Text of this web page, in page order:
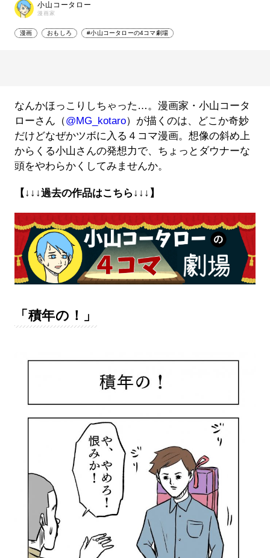
小山コータロー
漫画家
漫画 おもしろ #小山コータローの4コマ劇場
なんかほっこりしちゃった…。漫画家・小山コータ
ローさん（@MG_kotaro）が描くのは、どこか奇妙
だけどなぜかツボに入る４コマ漫画。想像の斜め上
からくる小山さんの発想力で、ちょっとダウナーな
頭をやわらかくしてみませんか。
【↓↓↓過去の作品はこちら↓↓↓】
「積年の！」